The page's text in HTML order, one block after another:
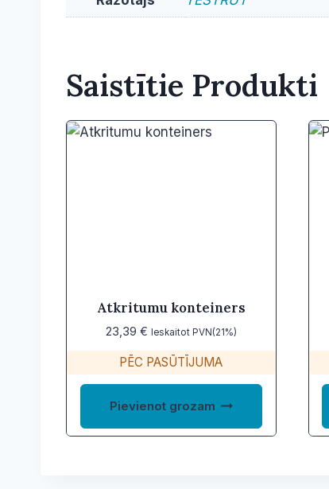
Saistītie Produkti
Atkritumu konteiners
23,39 € Ieskaitot PVN(21%)
PĒC PASŪTĪJUMA
Pievienot grozam